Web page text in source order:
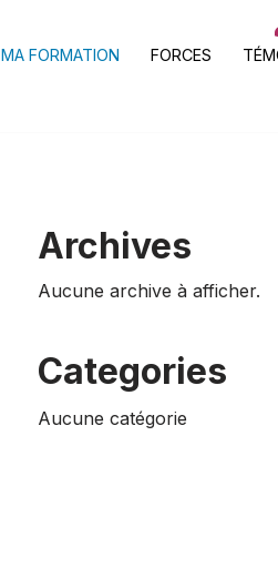
MA FORMATION FORCES
Archives
Aucune archive à afficher.
Categories
Aucune catégorie